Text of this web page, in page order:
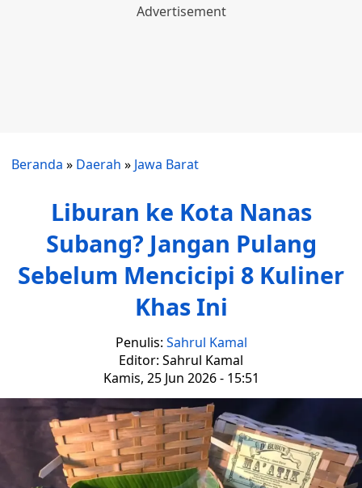
Beranda » Daerah » Jawa Barat
Liburan ke Kota Nanas
Subang? Jangan Pulang
Sebelum Mencicipi 8 Kuliner
Khas Ini
Penulis: Sahrul Kamal
Editor: Sahrul Kamal
Kamis, 25 Jun 2026 - 15:51